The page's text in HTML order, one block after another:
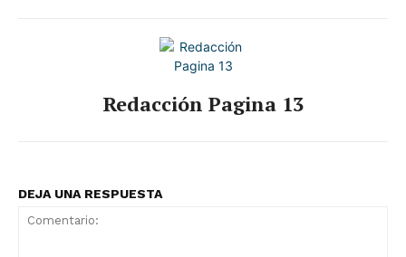
Redacción Pagina 13
DEJA UNA RESPUESTA